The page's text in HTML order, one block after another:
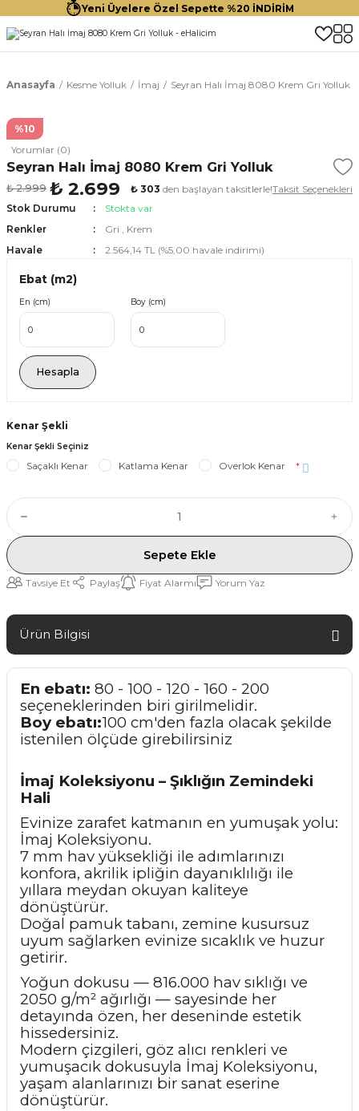
Yeni Üyelere Özel Sepette %20 İNDİRİM
Anasayfa Kesme Yolluk İmaj Seyran Halı İmaj 8080 Krem Gri Yolluk
%10
Yorumlar (0)
Seyran Halı İmaj 8080 Krem Gri Yolluk
₺ 2.999 ₺ 2.699 ₺ 303 den başlayan taksitlerle!Taksit Seçenekleri
Stok Durumu
Stokta var
Renkler
Gri , Krem
Havale
2.564,14 TL (%5,00 havale indirimi)
Ebat (m2)
En (cm) Boy (cm)
Hesapla
Kenar Şekli
Kenar Şekli Seçiniz
Saçaklı Kenar Katlama Kenar Overlok Kenar *
Sepete Ekle
Tavsiye Et Paylaş Fiyat Alarmı Yorum Yaz
Ürün Bilgisi
En ebatı: 80 - 100 - 120 - 160 - 200
seçeneklerinden biri girilmelidir.
Boy ebatı:100 cm'den fazla olacak şekilde
istenilen ölçüde girebilirsiniz
İmaj Koleksiyonu – Şıklığın Zemindeki
Hali
Evinize zarafet katmanın en yumuşak yolu:
İmaj Koleksiyonu.
7 mm hav yüksekliği ile adımlarınızı
konfora, akrilik ipliğin dayanıklılığı ile
yıllara meydan okuyan kaliteye
dönüştürür.
Doğal pamuk tabanı, zemine kusursuz
uyum sağlarken evinize sıcaklık ve huzur
getirir.
Yoğun dokusu — 816.000 hav sıklığı ve
2050 g/m² ağırlığı — sayesinde her
detayında özen, her deseninde estetik
hissedersiniz.
Modern çizgileri, göz alıcı renkleri ve
yumuşacık dokusuyla İmaj Koleksiyonu,
yaşam alanlarınızı bir sanat eserine
dönüştürür.